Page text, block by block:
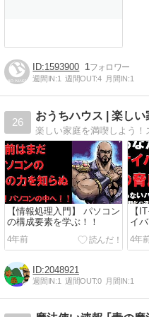
1593900 1
週間IN:1 週間OUT:4 月間IN:1
26
おうちハウス | 楽しい
【情報処理入門】 パソコン
の構成要素を学ぶ！！
4年前
【
イ
る！
4年
2048921
週間IN:1 週間OUT:0 月間IN:1